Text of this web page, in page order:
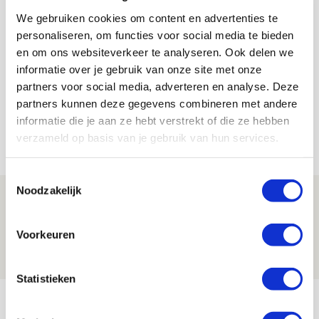
We gebruiken cookies om content en advertenties te
personaliseren, om functies voor social media te bieden
en om ons websiteverkeer te analyseren. Ook delen we
informatie over je gebruik van onze site met onze
partners voor social media, adverteren en analyse. Deze
partners kunnen deze gegevens combineren met andere
informatie die je aan ze hebt verstrekt of die ze hebben
verzameld op basis van je gebruik van hun services.
Noodzakelijk
Voorkeuren
Statistieken
Jaap van Dam
Bekijk alle berichten van Jaap van Dam
Net binnen //
Ajax dankt invallers bij
zwaarbevochten zege op tiental PEC
09 AUGUSTUS 2026 - 16:33